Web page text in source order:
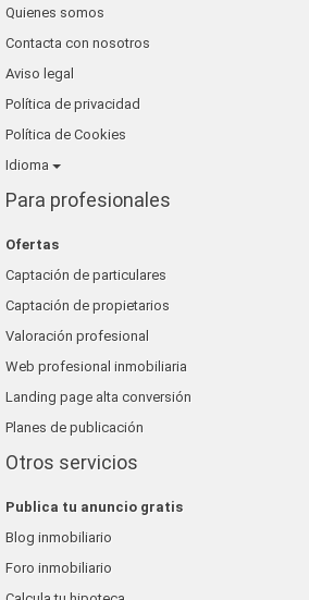
Quienes somos
Contacta con nosotros
Aviso legal
Política de privacidad
Política de Cookies
Idioma
Para profesionales
Ofertas
Captación de particulares
Captación de propietarios
Valoración profesional
Web profesional inmobiliaria
Landing page alta conversión
Planes de publicación
Otros servicios
Publica tu anuncio gratis
Blog inmobiliario
Foro inmobiliario